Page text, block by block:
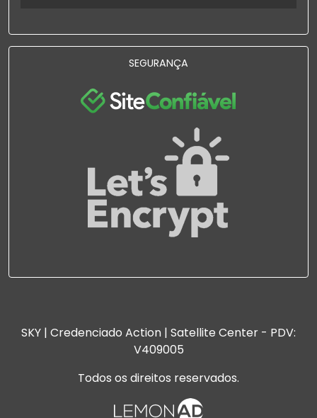
SEGURANÇA
SKY | Credenciado Action | Satellite Center - PDV:
V409005
Todos os direitos reservados.